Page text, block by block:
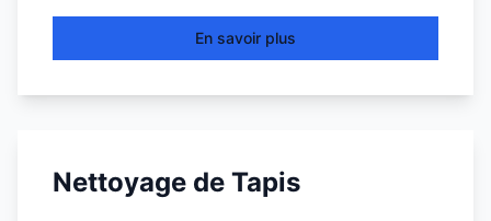
En savoir plus
Nettoyage de Tapis